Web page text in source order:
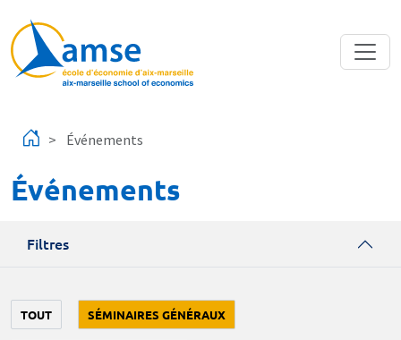
Événements
Événements
Filtres
TOUT SÉMINAIRES GÉNÉRAUX